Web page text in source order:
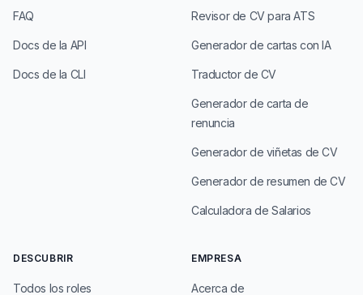
FAQ
Docs de la API
Docs de la CLI
Revisor de CV para ATS
Generador de cartas con IA
Traductor de CV
Generador de carta de
renuncia
Generador de viñetas de CV
Generador de resumen de CV
Calculadora de Salarios
DESCUBRIR
Todos los roles
EMPRESA
Acerca de